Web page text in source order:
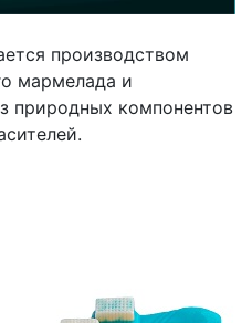
производством
мармелада и
природных компонентов